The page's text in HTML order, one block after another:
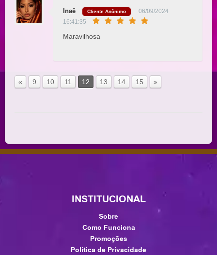
Inaê Cliente Anônimo
06/09/2024
16:41:35
Maravilhosa
« 9 10 11 12 13 14 15 »
INSTITUCIONAL
Sobre
Como Funciona
Promoções
Política de Privacidade